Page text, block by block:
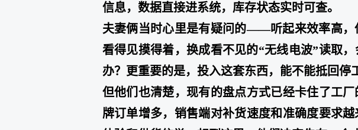
信息，数据直接进系统，库存状态实时可查。
夫妻俩当时心里是有疑问的——听起来效率高，
看得见摸得着，换成看不见的“无线电波”读取
办？更重要的是，投入这套东西，能不能抵回停
但他们也清楚，现有的盘点方式已经卡住了工
牌订单增多，销售端对补货速度和准确度要求